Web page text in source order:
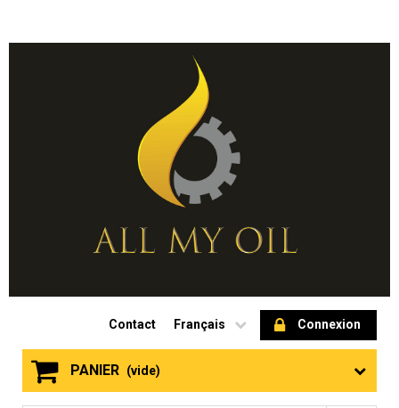
Connexion
Français
Contact
PANIER (vide)